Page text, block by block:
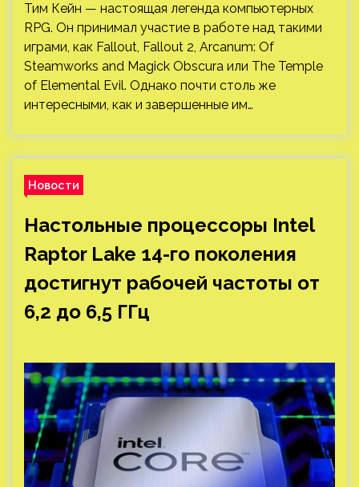
Тим Кейн — настоящая легенда компьютерных
RPG. Он принимал участие в работе над такими
играми, как Fallout, Fallout 2, Arcanum: Of
Steamworks and Magick Obscura или The Temple
of Elemental Evil. Однако почти столь же
интересными, как и завершенные им…
Новости
Настольные процессоры Intel
Raptor Lake 14-го поколения
достигнут рабочей частоты от
6,2 до 6,5 ГГц